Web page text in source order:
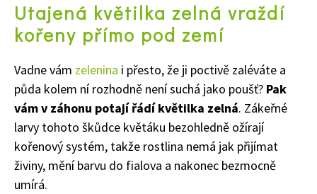
Utajená květilka zelná vraždí
kořeny přímo pod zemí
Vadne vám zelenina i přesto, že ji poctivě zaléváte a
půda kolem ní rozhodně není suchá jako poušť? Pak
vám v záhonu potají řádí květilka zelná. Zákeřné
larvy tohoto škůdce květáku bezohledně ožírají
kořenový systém, takže rostlina nemá jak přijímat
živiny, mění barvu do fialova a nakonec bezmocně
umírá.